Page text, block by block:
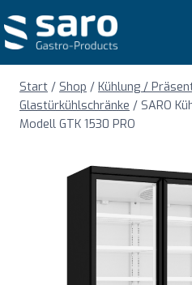
Inhalt
springen
Start / Shop / Kühlung /
Glastürkühlschränke / SARO
Modell GTK 1530 PRO